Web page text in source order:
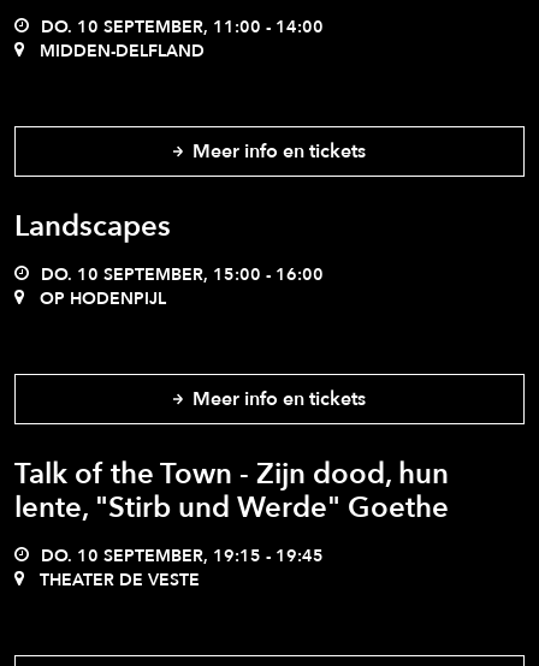
DO. 10 SEPTEMBER, 11:00 - 14:00
MIDDEN-DELFLAND
Meer info en tickets
Landscapes
DO. 10 SEPTEMBER, 15:00 - 16:00
OP HODENPIJL
Meer info en tickets
Talk of the Town - Zijn dood, hun
lente, "Stirb und Werde" Goethe
DO. 10 SEPTEMBER, 19:15 - 19:45
THEATER DE VESTE